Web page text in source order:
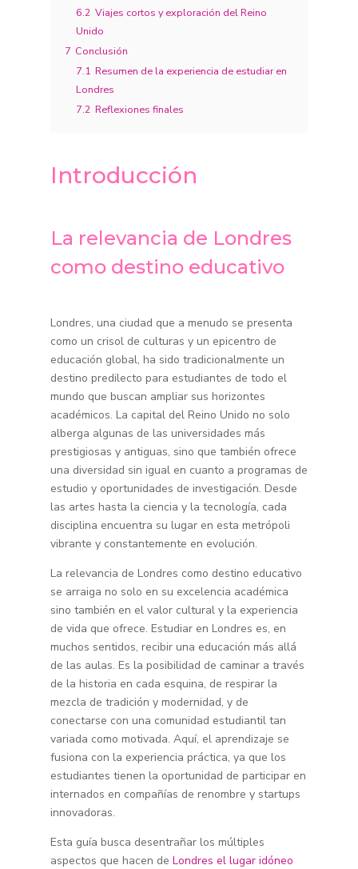
6.2 Viajes cortos y exploración del Reino
Unido
7 Conclusión
7.1 Resumen de la experiencia de estudiar en
Londres
7.2 Reflexiones finales
Introducción
La relevancia de Londres
como destino educativo
Londres, una ciudad que a menudo se presenta
como un crisol de culturas y un epicentro de
educación global, ha sido tradicionalmente un
destino predilecto para estudiantes de todo el
mundo que buscan ampliar sus horizontes
académicos. La capital del Reino Unido no solo
alberga algunas de las universidades más
prestigiosas y antiguas, sino que también ofrece
una diversidad sin igual en cuanto a programas de
estudio y oportunidades de investigación. Desde
las artes hasta la ciencia y la tecnología, cada
disciplina encuentra su lugar en esta metrópoli
vibrante y constantemente en evolución.
La relevancia de Londres como destino educativo
se arraiga no solo en su excelencia académica
sino también en el valor cultural y la experiencia
de vida que ofrece. Estudiar en Londres es, en
muchos sentidos, recibir una educación más allá
de las aulas. Es la posibilidad de caminar a través
de la historia en cada esquina, de respirar la
mezcla de tradición y modernidad, y de
conectarse con una comunidad estudiantil tan
variada como motivada. Aquí, el aprendizaje se
fusiona con la experiencia práctica, ya que los
estudiantes tienen la oportunidad de participar en
internados en compañías de renombre y startups
innovadoras.
Esta guía busca desentrañar los múltiples
aspectos que hacen de Londres el lugar idóneo